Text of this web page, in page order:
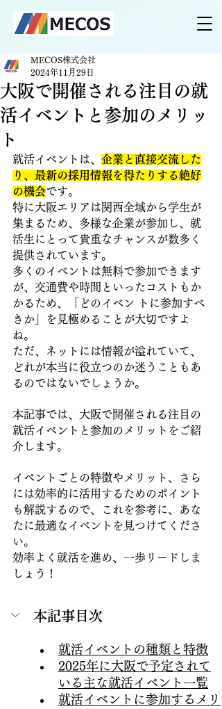
大阪で開催される注目の就
活イベントと参加のメリッ
ト
MECOS株式会社
2024年11月29日
就活イベントは、 企業と直接交流した
り、最新の採用情報を得たりする絶好
の機会です。
特に大阪エリアは関西全域から学生が
集まるため、多様な企業が参加し、就
活生にとって貴重なチャンスが数多く
提供されています。
多くのイベントは無料で参加できます
が、交通費や時間といったコストもか
かるため、「どのイベン トに参加すべ
きか」を見極めることが大切ですよ
ね。
ただ、ネットには情報が溢れていて、
どれが本当に役立つのか迷うこともあ
るのではないでしょうか。
本記事では、大阪で開催される注目の
就活イベントと参加のメリットをご紹
介します。
イベントごとの特徴やメリット、さら
には効率的に活用するためのポイント
も解説するので、これを参考に、あな
たに最適なイベントを見つけてくださ
い。
効率よく就活を進め、一歩リードしま
しょう！
本記事目次
就活イベントの種類と特徴
2025年に大阪で予定されて
いる主な就活イベント一覧
就活イベントに参加するメリ